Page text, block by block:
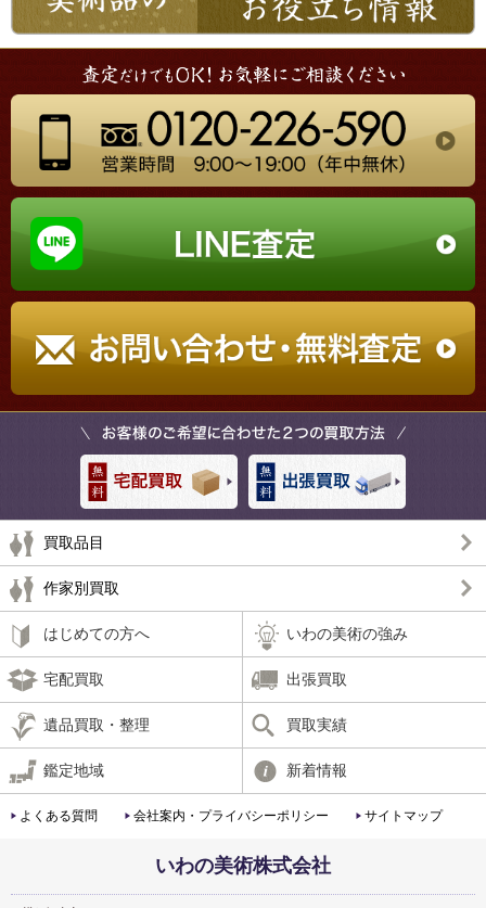
買取品目
作家別買取
はじめての方へ いわの美術の強み
宅配買取 出張買取
遺品買取・整理 買取実績
鑑定地域 新着情報
よくある質問 会社案内・プライバシーポリシー サイトマップ
いわの美術株式会社